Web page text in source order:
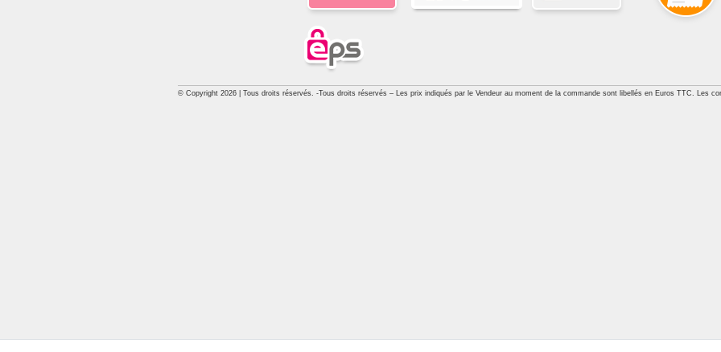
© Copyright 2026 | Tous droits réservés. -Tous droits réservés – Les prix indiqués par le Vendeur au moment de la commande sont libellés en Euros TTC. Les